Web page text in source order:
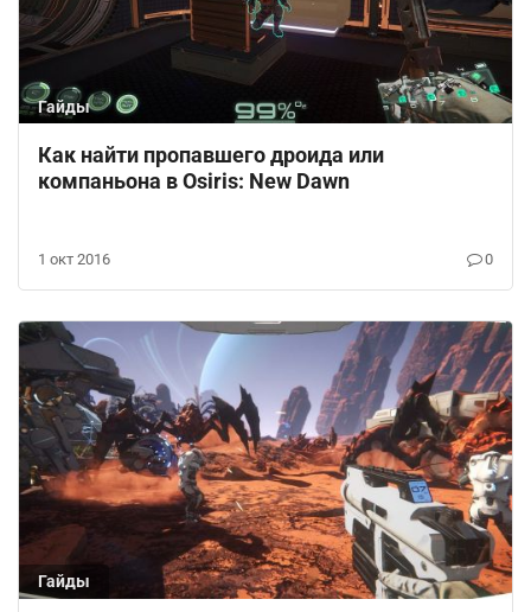
Гайды
Как найти пропавшего дроида или
компаньона в Osiris: New Dawn
1 окт 2016 0
Гайды